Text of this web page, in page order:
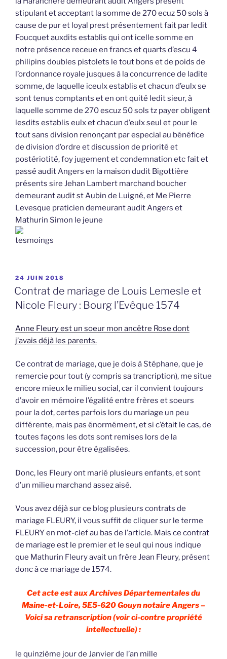
stipulant et acceptant la somme de 270 ecuz 50 sols à
cause de pur et loyal prest présentement fait par ledit
Foucquet auxdits establis qui ont icelle somme en
notre présence receue en francs et quarts d’escu 4
philipins doubles pistolets le tout bons et de poids de
l’ordonnance royale jusques à la concurrence de ladite
somme, de laquelle iceulx establis et chacun d’eulx se
sont tenus comptants et en ont quité ledit sieur, à
laquelle somme de 270 escuz 50 sols tz payer obligent
lesdits establis eulx et chacun d’eulx seul et pour le
tout sans division renonçant par especial au bénéfice
de division d’ordre et discussion de priorité et
postériotité, foy jugement et condemnation etc fait et
passé audit Angers en la maison dudit Bigottière
présents sire Jehan Lambert marchand boucher
demeurant audit st Aubin de Luigné, et Me Pierre
Levesque praticien demeurant audit Angers et
Mathurin Simon le jeune
tesmoings
PUBLIÉ
LE
24 JUIN 2018
Contrat de mariage de Louis Lemesle et
Nicole Fleury : Bourg l’Evêque 1574
Anne Fleury est un soeur mon ancêtre Rose dont
j’avais déjà les parents.
Ce contrat de mariage, que je dois à Stéphane, que je
remercie pour tout (y compris sa trancription), me situe
encore mieux le milieu social, car il convient toujours
d’avoir en mémoire l’égalité entre frères et soeurs
pour la dot, certes parfois lors du mariage un peu
différente, mais pas énormément, et si c’était le cas, de
toutes façons les dots sont remises lors de la
succession, pour être égalisées.
Donc, les Fleury ont marié plusieurs enfants, et sont
d’un milieu marchand assez aisé.
Vous avez déjà sur ce blog plusieurs contrats de
mariage FLEURY, il vous suffit de cliquer sur le terme
FLEURY en mot-clef au bas de l’article. Mais ce contrat
de mariage est le premier et le seul qui nous indique
que Mathurin Fleury avait un frère Jean Fleury, présent
donc à ce mariage de 1574.
Cet acte est aux Archives Départementales du
Maine-et-Loire, 5E5-620 Gouyn notaire Angers –
Voici sa retranscription (voir ci-contre propriété
intellectuelle) :
le quinzième jour de Janvier de l’an mille